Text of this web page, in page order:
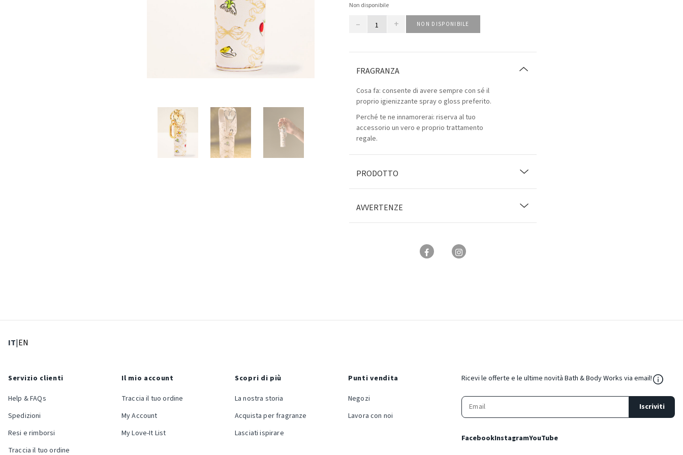
Non disponibile
– + NON DISPONIBILE
FRAGRANZA
Cosa fa: consente di avere sempre con sé il
proprio igienizzante spray o gloss preferito.
Perché te ne innamorerai: riserva al tuo
accessorio un vero e proprio trattamento
regale.
PRODOTTO
AVVERTENZE
IT: Lingua corrente
|EN
Servizio clienti
Help & FAQs
Spedizioni
Resi e rimborsi
Traccia il tuo ordine
Il mio account
Traccia il tuo ordine
My Account
My Love-It List
Scopri di più
La nostra storia
Acquista per fragranze
Lasciati ispirare
Punti vendita
Negozi
Lavora con noi
Ricevi le offerte e le ultime novità Bath & Body Works via email!
Iscriviti
FacebookInstagramYouTube